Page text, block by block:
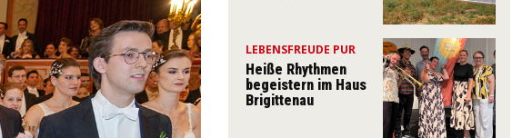
LEBENSFREUDE PUR
Heiße Rhythmen
begeistern im Haus
Brigittenau